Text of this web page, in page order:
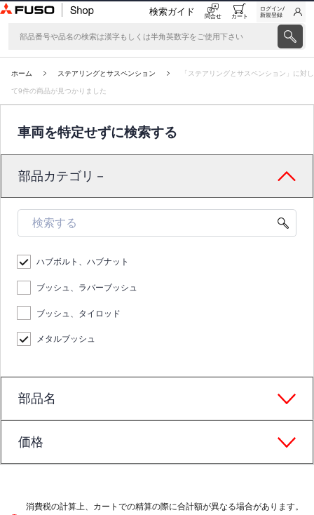
検索ガイド 問合せ カート
ログイン/
新規登録
ホーム ステアリングとサスペンション 「ステアリングとサスペンション」に対し
て9件の商品が見つかりました
車両を特定せずに検索する
部品カテゴリ－
ハブボルト、ハブナット
ブッシュ、ラバーブッシュ
ブッシュ、タイロッド
メタルブッシュ
部品名
価格
消費税の計算上、カートでの精算の際に合計額が異なる場合があります。